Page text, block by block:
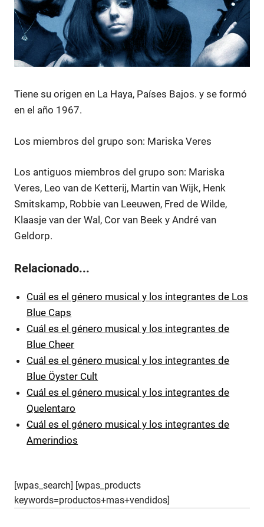
Tiene su origen en La Haya, Países Bajos. y se formó
en el año 1967.
Los miembros del grupo son: Mariska Veres
Los antiguos miembros del grupo son: Mariska
Veres, Leo van de Ketterij, Martin van Wijk, Henk
Smitskamp, Robbie van Leeuwen, Fred de Wilde,
Klaasje van der Wal, Cor van Beek y André van
Geldorp.
Relacionado...
Cuál es el género musical y los integrantes de Los
Blue Caps
Cuál es el género musical y los integrantes de
Blue Cheer
Cuál es el género musical y los integrantes de
Blue Öyster Cult
Cuál es el género musical y los integrantes de
Quelentaro
Cuál es el género musical y los integrantes de
Amerindios
[wpas_search] [wpas_products
keywords=productos+mas+vendidos]